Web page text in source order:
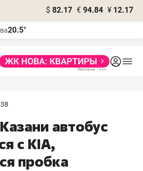
$ 82.17 € 94.84 ¥ 12.17
20.5°
автобус
с KIA,
пробка